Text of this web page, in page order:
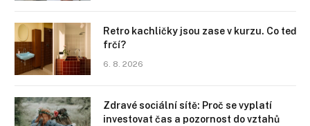
Retro kachličky jsou zase v kurzu. Co teď
frčí?
6. 8. 2026
Zdravé sociální sítě: Proč se vyplatí
investovat čas a pozornost do vztahů